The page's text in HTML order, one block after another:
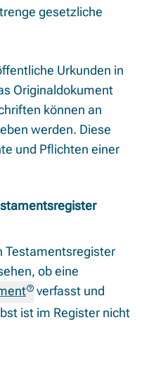
gesetzliche
Urkunden in
Originaldokument
können an
werden. Diese
und Pflichten einer
Testamentsregister
ob eine
verfasst und
ist im Register nicht